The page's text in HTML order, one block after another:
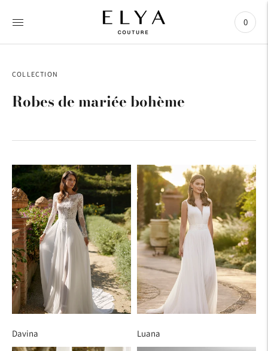
0
COLLECTION
Robes de mariée bohème
Davina Luana